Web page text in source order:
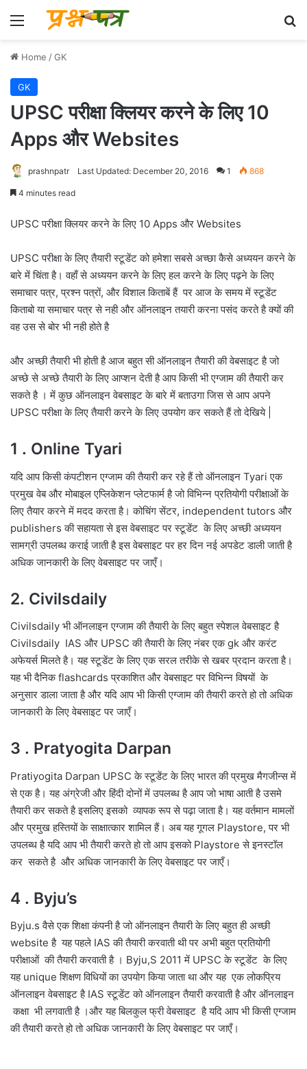
Menu
Home /GK
GK
UPSC परीक्षा क्लियर करने के लिए 10
Apps और Websites
prashnpatr Last Updated: December 20, 2016 1 868
4 minutes read
UPSC परीक्षा क्लियर करने के लिए 10 Apps और Websites
UPSC परीक्षा के लिए तैयारी स्टूडेंट को हमेशा सबसे अच्छा कैसे अध्ययन करने के
बारे में चिंता है। वहाँ से अध्ययन करने के लिए हल करने के लिए पढ़ने के लिए
समाचार पत्र, प्रश्न पत्रों, और विशाल किताबें हैं पर आज के समय में स्टूडेंट
किताबो या समाचार पत्र से नही और ऑनलाइन तयारी करना पसंद करते है क्यों की
वह उस से बोर भी नही होते है
और अच्छी तैयारी भी होती है आज बहुत सी ऑनलाइन तैयारी की वेबसाइट है जो
अच्छे से अच्छे तैयारी के लिए आप्शन देती है आप किसी भी एग्जाम की तैयारी कर
सकते है । में कुछ ऑनलाइन वेबसाइट के बारे में बताउगा जिस से आप अपने
UPSC परीक्षा के लिए तैयारी करने के लिए उपयोग कर सकते हैं तो देखिये |
1 . Online Tyari
यदि आप किसी कंपटीशन एग्जाम की तैयारी कर रहे हैं तो ऑनलाइन Tyari एक
प्रमुख वेब और मोबाइल एप्लिकेशन प्लेटफार्म है जो विभिन्न प्रतियोगी परीक्षाओं के
लिए तैयार करने में मदद करता है। कोचिंग सेंटर, independent tutors और
publishers की सहायता से इस वेबसाइट पर स्टूडेंट के लिए अच्छी अध्ययन
सामग्री उपलब्ध कराई जाती है इस वेबसाइट पर हर दिन नई अपडेट डाली जाती है
अधिक जानकारी के लिए वेबसाइट पर जाएँ।
2. Civilsdaily
Civilsdaily भी ऑनलाइन एग्जाम की तैयारी के लिए बहुत स्पेशल वेबसाइट है
Civilsdaily IAS और UPSC की तैयारी के लिए नंबर एक gk और करंट
अफेयर्स मिलते है। यह स्टूडेंट के लिए एक सरल तरीके से खबर प्रदान करता है।
यह भी दैनिक flashcards प्रकाशित और वेबसाइट पर विभिन्न विषयों के
अनुसार डाला जाता है और यदि आप भी किसी एग्जाम की तैयारी करते हो तो अधिक
जानकारी के लिए वेबसाइट पर जाएँ।
3 . Pratyogita Darpan
Pratiyogita Darpan UPSC के स्टूडेंट के लिए भारत की प्रमुख मैगजीन्स में
से एक है। यह अंग्रेजी और हिंदी दोनों में उपलब्ध है आप जो भाषा आती है उसमे
तैयारी कर सकते है इसलिए इसको व्यापक रूप से पढ़ा जाता है। यह वर्तमान मामलों
और प्रमुख हस्तियों के साक्षात्कार शामिल हैं। अब यह गूगल Playstore, पर भी
उपलब्ध है यदि आप भी तैयारी करते हो तो आप इसको Playstore से इनस्टॉल
कर सकते है और अधिक जानकारी के लिए वेबसाइट पर जाएँ।
4 . Byju’s
Byju.s वैसे एक शिक्षा कंपनी है जो ऑनलाइन तैयारी के लिए बहुत ही अच्छी
website है यह पहले IAS की तैयारी करवाती थी पर अभी बहुत प्रतियोगी
परीक्षाओं की तैयारी करवाती है । Byju,S 2011 में UPSC के स्टूडेंट के लिए
यह unique शिक्षण विधियों का उपयोग किया जाता था और यह एक लोकप्रिय
ऑनलाइन वेबसाइट है IAS स्टूडेंट को ऑनलाइन तैयारी करवाती है और ऑनलाइन
कक्षा भी लगवाती है ।और यह बिलकुल फ्री वेबसाइट है यदि आप भी किसी एग्जाम
की तैयारी करते हो तो अधिक जानकारी के लिए वेबसाइट पर जाएँ।